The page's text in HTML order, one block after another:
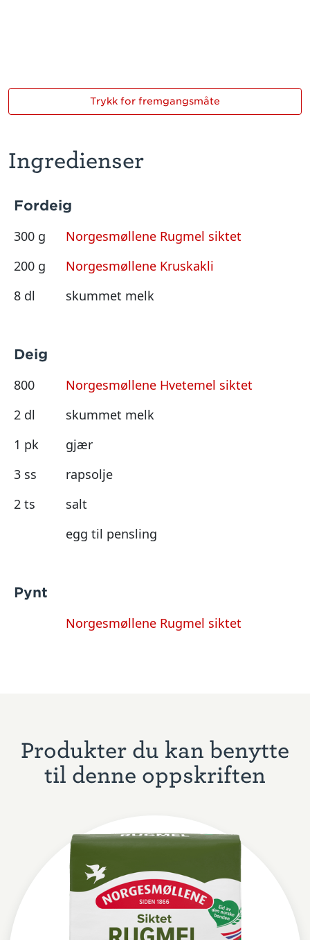
Ingredienser
Fordeig
300 g
Norgesmøllene Rugmel siktet
200 g
Norgesmøllene Kruskakli
8 dl
skummet melk
Deig
800
Norgesmøllene Hvetemel siktet
2 dl
skummet melk
1 pk
gjær
3 ss
rapsolje
2 ts
salt
egg til pensling
Pynt
Norgesmøllene Rugmel siktet
Trykk for fremgangsmåte
Produkter du kan benytte
til denne oppskriften